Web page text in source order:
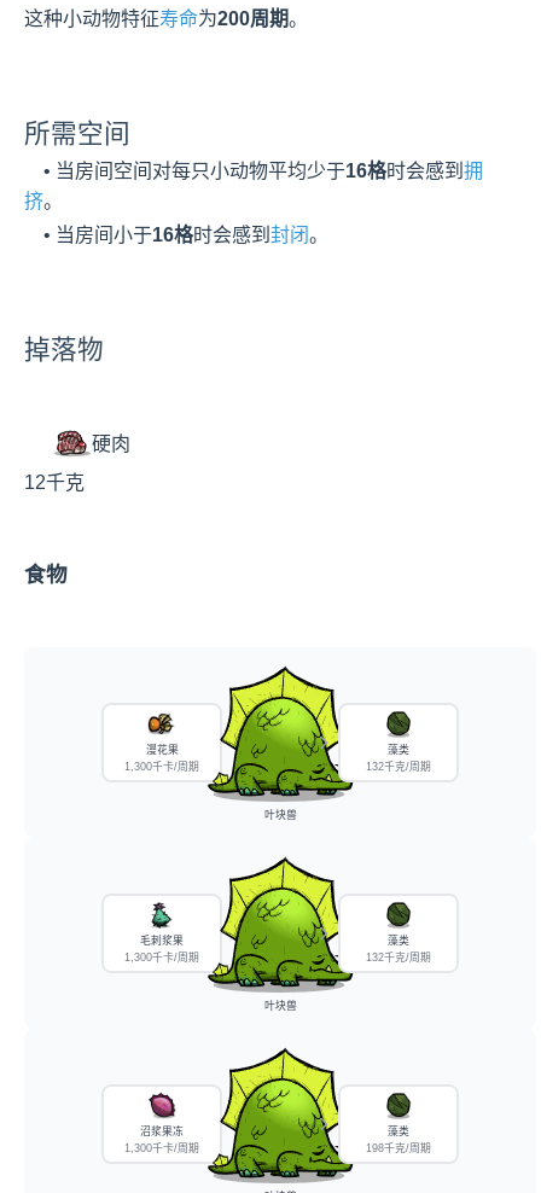
这种小动物特征寿命为200周期。
所需空间
    • 当房间空间对每只小动物平均少于
16格时会感到 拥
挤。
    • 当房间小于
16格时会感到 封闭。
掉落物
硬肉
12千克
食物
漫花果
1,300千卡/周期
叶块兽
藻类
132千克/周期
毛刺浆果
1,300千卡/周期
叶块兽
藻类
132千克/周期
沼浆果冻
1,300千卡/周期
藻类
198千克/周期